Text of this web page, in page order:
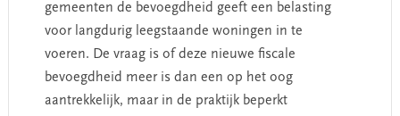
gemeenten de bevoegdheid geeft een belasting
voor langdurig leegstaande woningen in te
voeren. De vraag is of deze nieuwe fiscale
bevoegdheid meer is dan een op het oog
aantrekkelijk, maar in de praktijk beperkt